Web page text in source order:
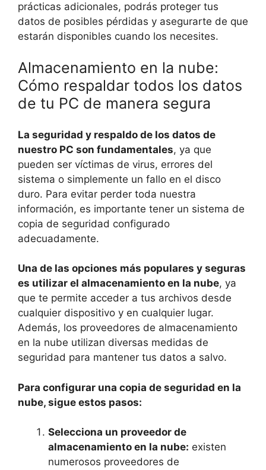
prácticas adicionales, podrás proteger tus
datos de posibles pérdidas y asegurarte de que
estarán disponibles cuando los necesites.
Almacenamiento en la nube:
Cómo respaldar todos los datos
de tu PC de manera segura
La seguridad y respaldo de los datos de
nuestro PC son fundamentales, ya que
pueden ser víctimas de virus, errores del
sistema o simplemente un fallo en el disco
duro. Para evitar perder toda nuestra
información, es importante tener un sistema de
copia de seguridad configurado
adecuadamente.
Una de las opciones más populares y seguras
es utilizar el almacenamiento en la nube, ya
que te permite acceder a tus archivos desde
cualquier dispositivo y en cualquier lugar.
Además, los proveedores de almacenamiento
en la nube utilizan diversas medidas de
seguridad para mantener tus datos a salvo.
Para configurar una copia de seguridad en la
nube, sigue estos pasos:
Selecciona un proveedor de
almacenamiento en la nube: existen
numerosos proveedores de